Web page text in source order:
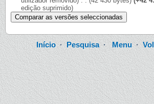
edição suprimido)
Início·Pesquisa·Menu·